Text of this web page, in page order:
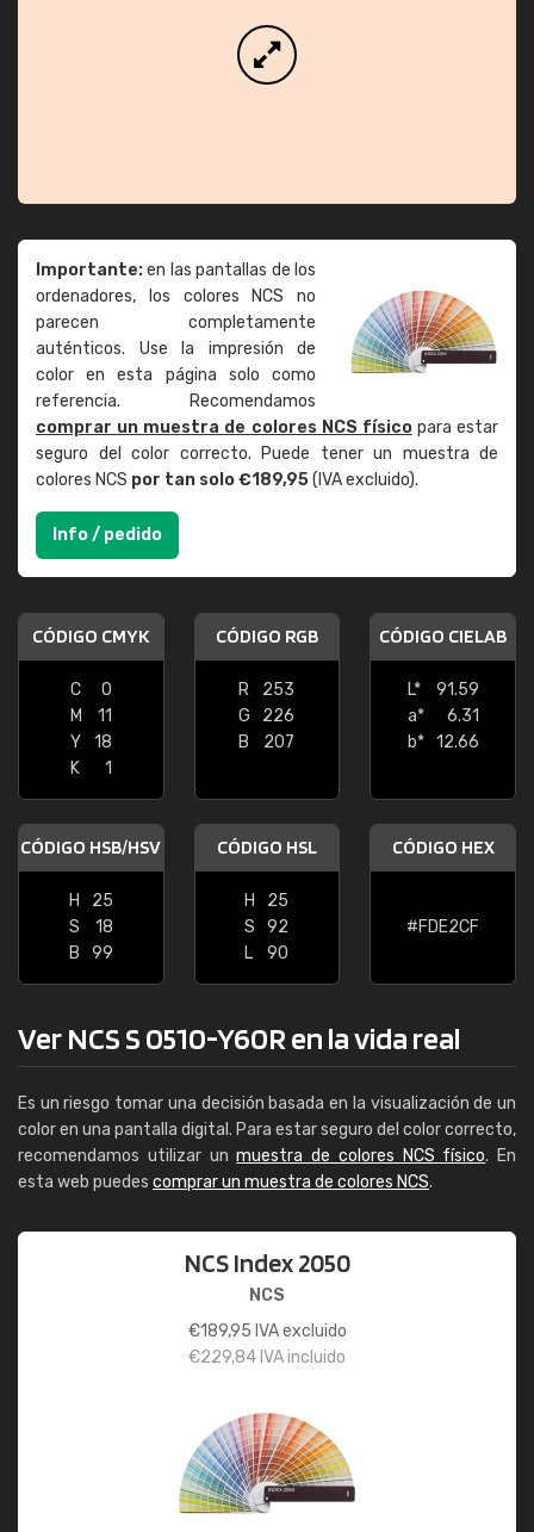
Importante:en las pantallas de los
ordenadores, los colores NCS no
parecen completamente
auténticos. Use la impresión de
color en esta página solo como
referencia. Recomendamos
comprar un muestra de colores NCS físicopara estar
seguro del color correcto. Puede tener un muestra de
colores NCS por tan solo €189,95(IVA excluido).
Info / pedido
CÓDIGO CMYK
C
0
M
11
Y
18
K
1
CÓDIGO RGB
R
253
G
226
B
207
CÓDIGO CIELAB
L*
91.59
a*
6.31
b*
12.66
CÓDIGO HSB/HSV
H
25
S
18
B
99
CÓDIGO HSL
H
25
S
92
L
90
CÓDIGO HEX
#FDE2CF
Ver NCS S 0510-Y60R en la vida real
Es un riesgo tomar una decisión basada en la visualización de un
color en una pantalla digital. Para estar seguro del color correcto,
recomendamos utilizar unmuestra de colores NCS físico. En
esta web puedes comprar un muestra de colores NCS.
NCS Index 2050
NCS
€189,95 IVA excluido
€229,84 IVA incluido